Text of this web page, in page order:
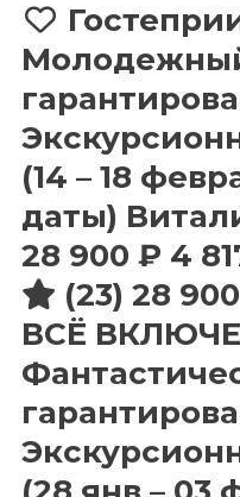
(14 – 18
даты)
28 900 ₽ 4
(23) 28
ВСЁ